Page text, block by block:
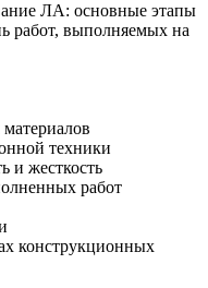
ЛА: основные этапы
работ, выполняемых на
техники
и жесткость
работ
конструкционных